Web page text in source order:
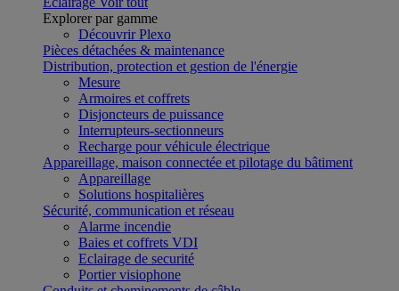
Explorer par gamme
Découvrir Plexo
Pièces détachées & maintenance
Distribution, protection et gestion de l'énergie
Mesure
Armoires et coffrets
Disjoncteurs de puissance
Interrupteurs-sectionneurs
Recharge pour véhicule électrique
Appareillage, maison connectée et pilotage du bâtiment
Appareillage
Solutions hospitalières
Sécurité, communication et réseau
Alarme incendie
Baies et coffrets VDI
Eclairage de securité
Portier visiophone